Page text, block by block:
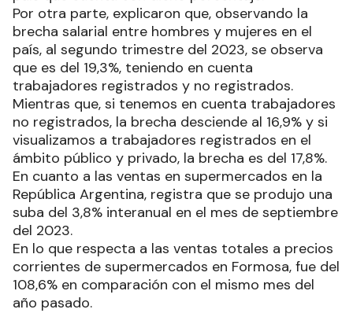
Por otra parte, explicaron que, observando la
brecha salarial entre hombres y mujeres en el
país, al segundo trimestre del 2023, se observa
que es del 19,3%, teniendo en cuenta
trabajadores registrados y no registrados.
Mientras que, si tenemos en cuenta trabajadores
no registrados, la brecha desciende al 16,9% y si
visualizamos a trabajadores registrados en el
ámbito público y privado, la brecha es del 17,8%.
En cuanto a las ventas en supermercados en la
República Argentina, registra que se produjo una
suba del 3,8% interanual en el mes de septiembre
del 2023.
En lo que respecta a las ventas totales a precios
corrientes de supermercados en Formosa, fue del
108,6% en comparación con el mismo mes del
año pasado.